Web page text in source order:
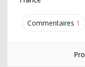
Commentaires 1